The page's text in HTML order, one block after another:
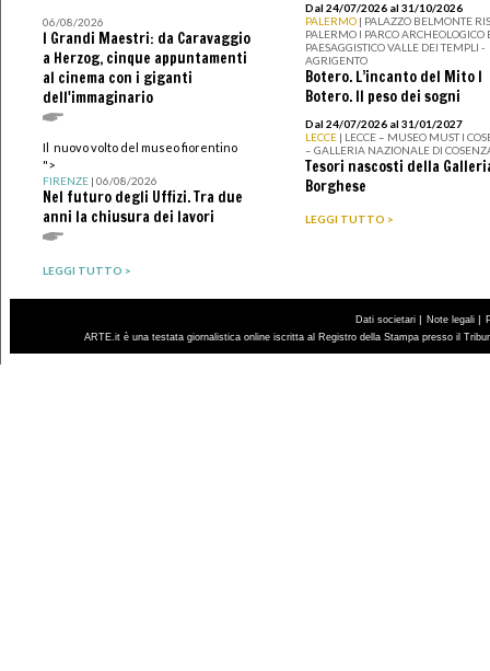
06/08/2026
I Grandi Maestri: da Caravaggio
a Herzog, cinque appuntamenti
al cinema con i giganti
dell'immaginario
Il nuovo volto del museo fiorentino
">
FIRENZE| 06/08/2026
Nel futuro degli Uffizi. Tra due
anni la chiusura dei lavori
LEGGI TUTTO >
Dal 24/07/2026 al 31/10/2026
PALERMO | PALAZZO BELMONTE
PALERMO I PARCO ARCHEOLOGICO
PAESAGGISTICO VALLE DEI TEMPLI -
AGRIGENTO
Botero. L’incanto del Mito I
Botero. Il peso dei sogni
Dal 24/07/2026 al 31/01/2027
LECCE | LECCE – MUSEO MUST I
– GALLERIA NAZIONALE DI
Tesori nascosti della
Borghese
LEGGI TUTTO >
Dati societari | Note legali |
ARTE.it è una testata giornalistica online iscritta al Registro della Stampa presso il